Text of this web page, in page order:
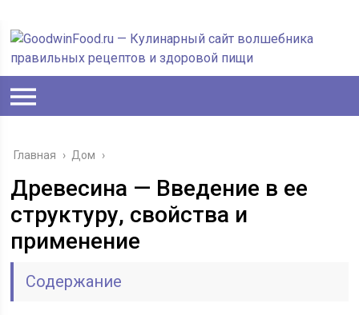
Главная › Дом ›
Древесина — Введение в ее
структуру, свойства и
применение
Содержание